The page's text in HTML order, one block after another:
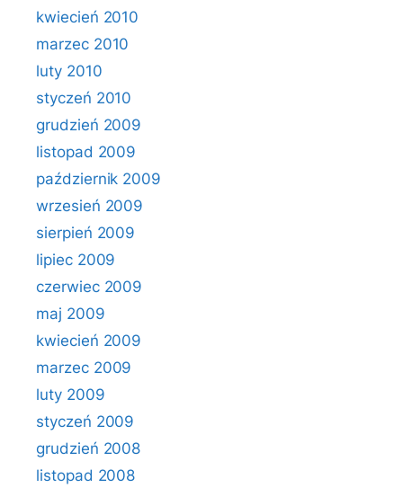
kwiecień 2010
marzec 2010
luty 2010
styczeń 2010
grudzień 2009
listopad 2009
październik 2009
wrzesień 2009
sierpień 2009
lipiec 2009
czerwiec 2009
maj 2009
kwiecień 2009
marzec 2009
luty 2009
styczeń 2009
grudzień 2008
listopad 2008